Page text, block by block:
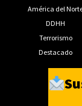
América del
DDHH
Terrorismo
Destacado